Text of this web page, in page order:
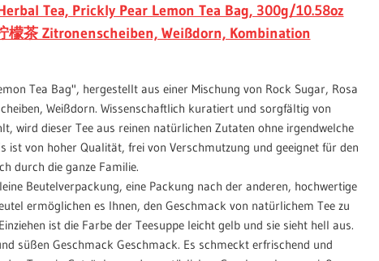
Tea, Prickly Pear Lemon Tea Bag, 300g/10.58oz
檬茶 Zitronenscheiben, Weißdorn, Kombination
Tea Bag", hergestellt aus einer Mischung von Rock Sugar, Rosa
Weißdorn. Wissenschaftlich kuratiert und sorgfältig von
wird dieser Tee aus reinen natürlichen Zutaten ohne irgendwelche
ist von hoher Qualität, frei von Verschmutzung und geeignet für den
durch die ganze Familie.
Beutelverpackung, eine Packung nach der anderen, hochwertige
ermöglichen es Ihnen, den Geschmack von natürlichem Tee zu
ist die Farbe der Teesuppe leicht gelb und sie sieht hell aus.
süßen Geschmack Geschmack. Es schmeckt erfrischend und